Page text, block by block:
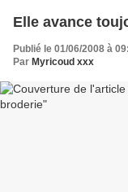
Elle avance
Publié le 01/06/2008 à
Par Myricoud xxx